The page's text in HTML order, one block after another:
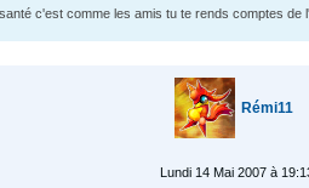
c'est comme les amis tu te rends comptes de
Rémi11
Lundi 14 Mai 2007 à